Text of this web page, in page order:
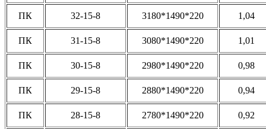
ПК 32-15-8 3180*1490*220 1,04
ПК 31-15-8 3080*1490*220 1,01
ПК 30-15-8 2980*1490*220 0,98
ПК 29-15-8 2880*1490*220 0,94
ПК 28-15-8 2780*1490*220 0,92